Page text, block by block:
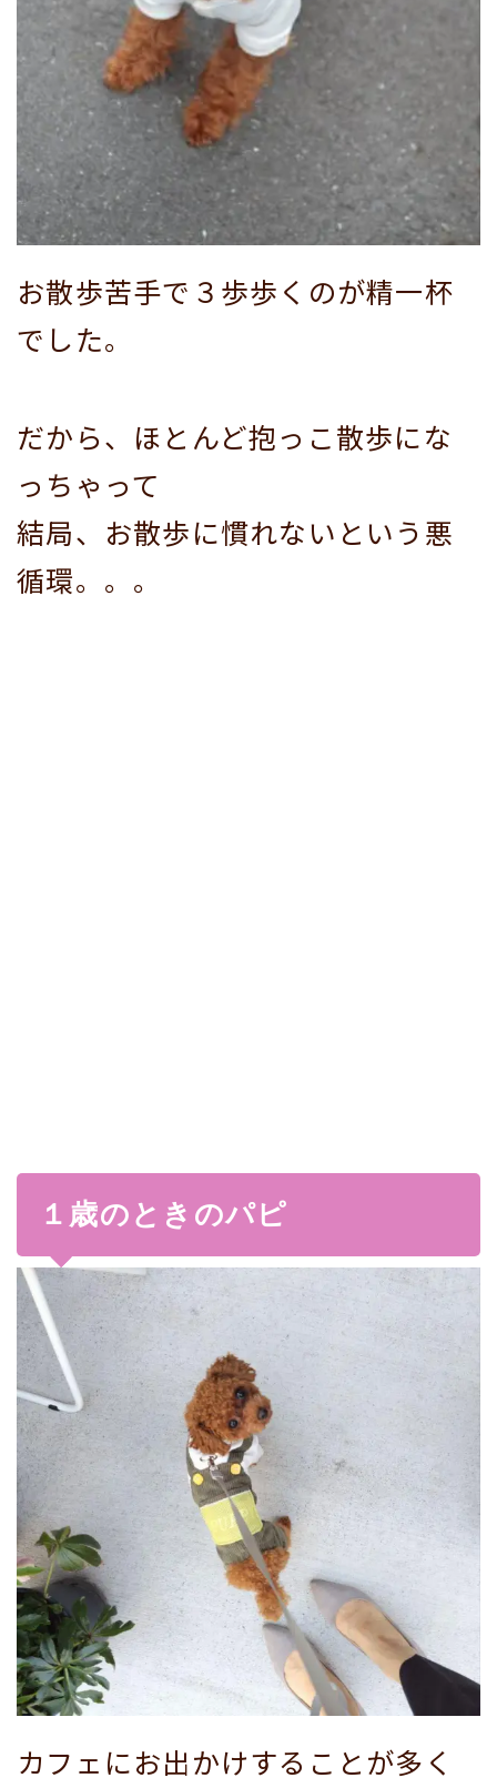
お散歩苦手で３歩歩くのが精一杯
でした。
だから、ほとんど抱っこ散歩にな
っちゃって
結局、お散歩に慣れないという悪
循環。。。
１歳のときのパピ
カフェにお出かけすることが多く